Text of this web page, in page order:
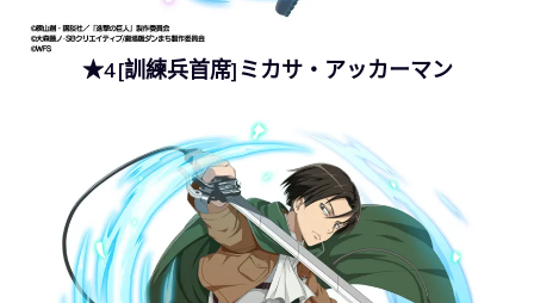
★4[訓練兵首席]ミカサ・アッカーマン